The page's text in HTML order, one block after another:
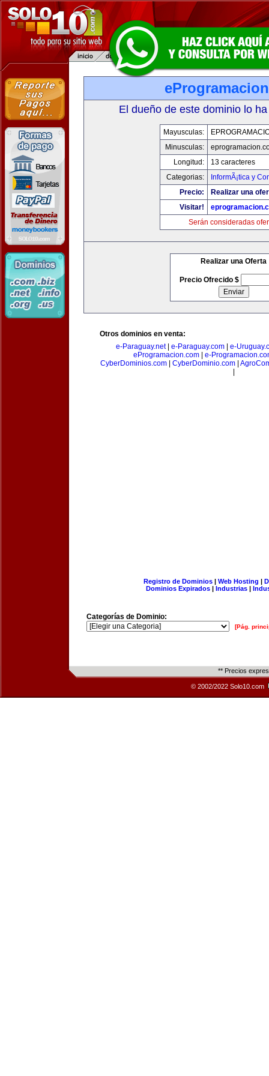
El dueño de este dominio lo
Mayusculas:
Minusculas:
Longitud:
13 caracteres
Categorias:
InformÃ¡tica y
Precio:
Realizar una
Visitar!
Serán consideradas
Realizar una Oferta
Precio Ofrecido $
Otros dominios en venta:
e-Paraguay.net| e-Paraguay.com
e-
eProgramacion.com| e-
CyberDominios.com| CyberDominio.com|
Registro de Dominios| Web Hosting |
Dominios Expirados | Industrias |
Categorías de Dominio:
[Pág.
** Precios
© 2002/2022 Solo10.com